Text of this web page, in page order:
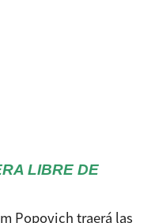
LIBRE DE
Popovich traerá las